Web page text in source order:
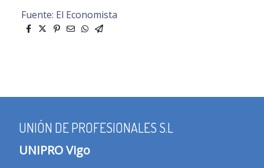
Fuente: El Economista
UNIÓN DE PROFESIONALES S.L
UNIPRO Vigo